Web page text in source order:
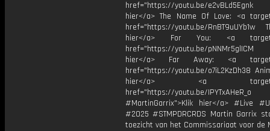
href="https://youtu.be/
hier</a> The Name Of Love: <a
href="https://youtu.be/RnBT9uUYb1w
hier</a> For You: <a
href="https://youtu.be/
hier</a> Far Away: <a
href="https://youtu.be/o7iL2KzDh38
hier</a> <a
href="https://youtu.be/IPYTxAHeR_o
#MartinGarrix">Klik hier</a> #Live
#2025 #STMPDRCRDS Martin Garrix
toezicht van het Commissariaat voor de